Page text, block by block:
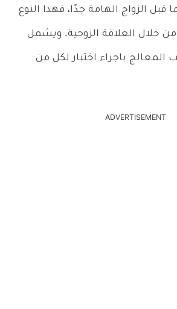
الزواج الهامة جدًا، فهذا النوع
خلال العلاقة الزوجية. ويشمل
باجراء اختبار لكل من
ADVERTISEMENT